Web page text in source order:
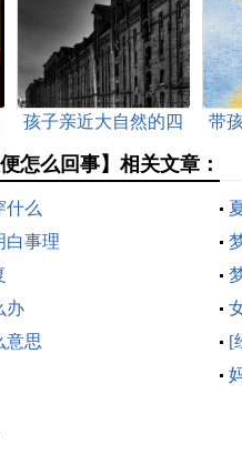
孩子亲近大自然的四
带
怎么回事】相关文章：
什么
白事理
办
意思
[